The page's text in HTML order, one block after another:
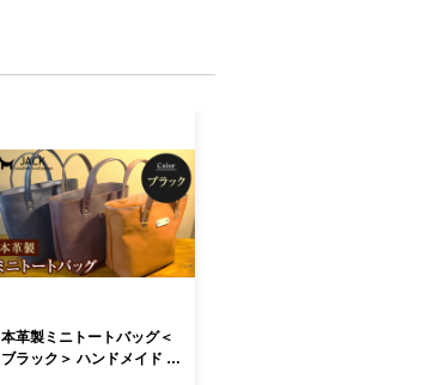
本革製ミニトートバッグ＜
ブラック＞ ハンドメイド 国